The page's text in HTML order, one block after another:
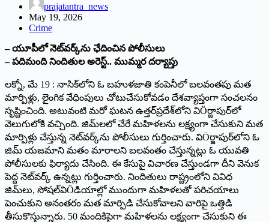
prajatantra_news
May 19, 2026
Crime
– యూపీలో నెట్‌వర్క్‌ను ఛేదించిన పోలీసులు
– పదిమంది నిందితుల అరెస్ట్.. ముమ్మర దర్యాప్తు
లక్నో, మే 19 : నాసిక్‌లోని ఓ బహుళజాతి కంపెనీలో బలవంతపు మత
మార్పిళ్లు, లైంగిక వేధింపులు చోటుచేసుకోవడం దేశవ్యాప్తంగా సంచలనం
సృష్టించింది. అటువంటి మరో ఘటన ఉత్తర్‌ప్రదేశ్‌లోని విÖర్జాపుర్‌లో
వెలుగులోకి వచ్చింది. జిమ్‌లలో చేరే మహిళలను లక్ష్యంగా చేసుకుని మత
మార్పిళ్లు చేస్తున్న నెట్‌వర్క్‌ను పోలీసులు గుర్తించారు. విÖర్జాపుర్‌లోని ఓ
జిమ్ యజమాని మతం మారాలని బలవంతం చేస్తున్నట్లు ఓ యువతి
పోలీసులకు ఫిర్యాదు చేసింది. ఈ కేసుపై విచారణ చేస్తుండగా దీని వెనుక
పెద్ద నెట్‌వర్క్ ఉన్నట్లు గుర్తించారు. నిందితులు రాష్ట్రంలోని వివిధ
జిమ్‌లు, సోషల్‌విÖడియాల్లో ముందుగా మహిళలతో పరిచయాలు
పెంచుకుని అనంతరం మత మార్పిడి చేసుకోవాలని వారిపై ఒత్తిడి
తీసుకొస్తున్నారు. 50 మందికిపైగా మహిళలను లక్ష్యంగా చేసుకుని ఈ